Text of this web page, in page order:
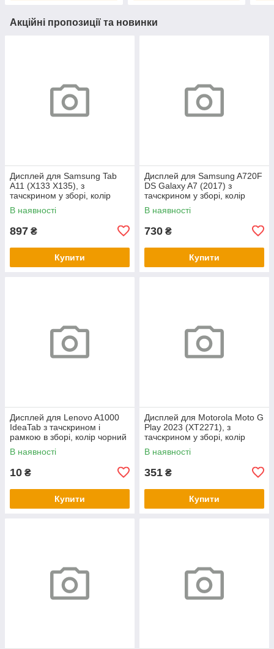
Акційні пропозиції та новинки
Дисплей для Samsung Tab
A11 (X133 X135), з
тачскрином у зборі, колір
чорний
В наявності
897 ₴
Купити
Дисплей для Samsung A720F
DS Galaxy A7 (2017) з
тачскрином у зборі, колір
чорний, OLED
В наявності
730 ₴
Купити
Дисплей для Lenovo A1000
IdeaTab з тачскрином і
рамкою в зборі, колір чорний
В наявності
10 ₴
Купити
Дисплей для Motorola Moto G
Play 2023 (XT2271), з
тачскрином у зборі, колір
чорний
В наявності
351 ₴
Купити